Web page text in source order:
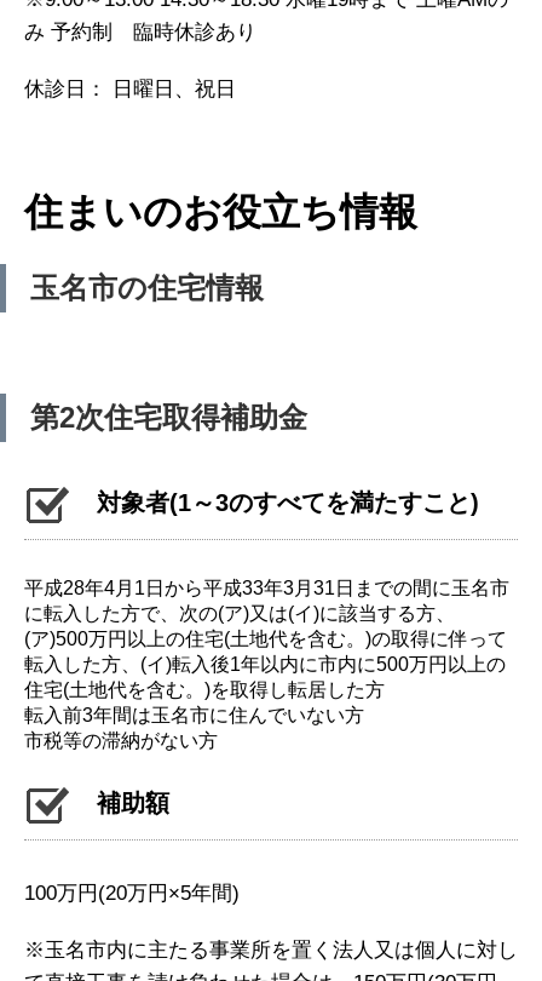
み 予約制 臨時休診あり
休診日： 日曜日、祝日
住まいのお役立ち情報
玉名市の住宅情報
第2次住宅取得補助金
対象者(1～3のすべてを満たすこと)
平成28年4月1日から平成33年3月31日までの間に玉名市
に転入した方で、次の(ア)又は(イ)に該当する方、
(ア)500万円以上の住宅(土地代を含む。)の取得に伴って
転入した方、(イ)転入後1年以内に市内に500万円以上の
住宅(土地代を含む。)を取得し転居した方
転入前3年間は玉名市に住んでいない方
市税等の滞納がない方
補助額
100万円(20万円×5年間)
※玉名市内に主たる事業所を置く法人又は個人に対し